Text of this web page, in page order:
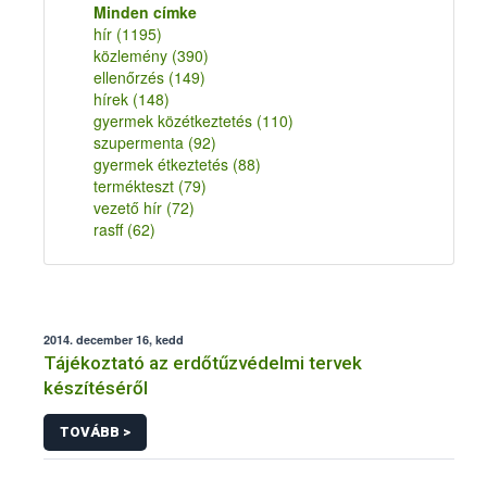
Minden címke
hír (1195)
közlemény (390)
ellenőrzés (149)
hírek (148)
gyermek közétkeztetés (110)
szupermenta (92)
gyermek étkeztetés (88)
termékteszt (79)
vezető hír (72)
rasff (62)
2014. december 16, kedd
Tájékoztató az erdőtűzvédelmi tervek
készítéséről
TOVÁBB >